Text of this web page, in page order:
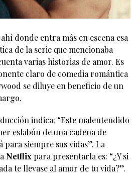
donde entra más en escena esa
de la serie que mencionaba
varias historias de amor. Es
claro de comedia romántica
se diluye en beneficio de un
indica: “Este malentendido
eslabón de una cadena de
para siempre sus vidas”. La
Netflix para presentarla es: “¿Y si
te llevase al amor de tu vida?”.